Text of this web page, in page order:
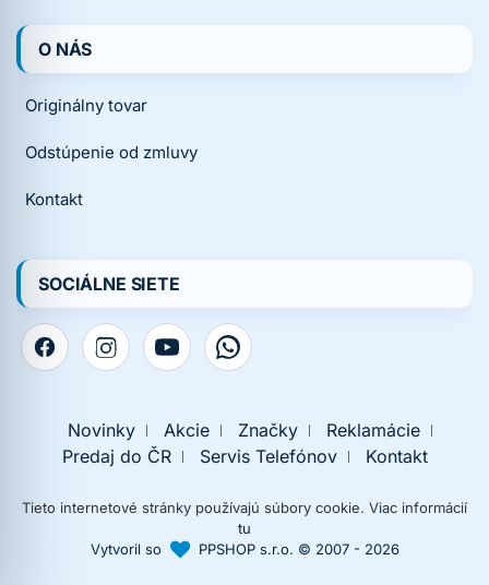
O NÁS
Originálny tovar
Odstúpenie od zmluvy
Kontakt
SOCIÁLNE SIETE
Novinky Akcie Značky
Reklamácie
Predaj do ČR
Servis Telefónov Kontakt
Tieto internetové stránky používajú súbory cookie. Viac informácií
tu
Vytvoril so
PPSHOP s.r.o. © 2007 - 2026